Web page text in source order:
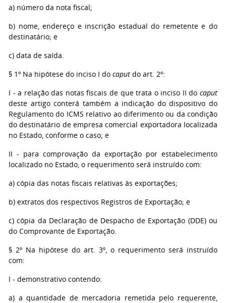
a) número da nota fiscal;
b) nome, endereço e inscrição estadual do remetente e do
destinatário; e
c) data de saída.
§ 1º Na hipótese do inciso I do caput do art. 2º:
I - a relação das notas fiscais de que trata o inciso II do caput
deste artigo conterá também a indicação do dispositivo do
Regulamento do ICMS relativo ao diferimento ou da condição
do destinatário de empresa comercial exportadora localizada
no Estado, conforme o caso; e
II - para comprovação da exportação por estabelecimento
localizado no Estado, o requerimento será instruído com:
a) cópia das notas fiscais relativas às exportações;
b) extratos dos respectivos Registros de Exportação; e
c) cópia da Declaração de Despacho de Exportação (DDE) ou
do Comprovante de Exportação.
§ 2º Na hipótese do art. 3º, o requerimento será instruído
com:
I - demonstrativo contendo:
a) a quantidade de mercadoria remetida pelo requerente,